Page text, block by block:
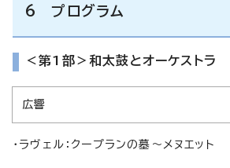
6 プログラム
＜第1部＞和太鼓とオーケストラ
広響
・ラヴェル：クープランの墓～メヌエット